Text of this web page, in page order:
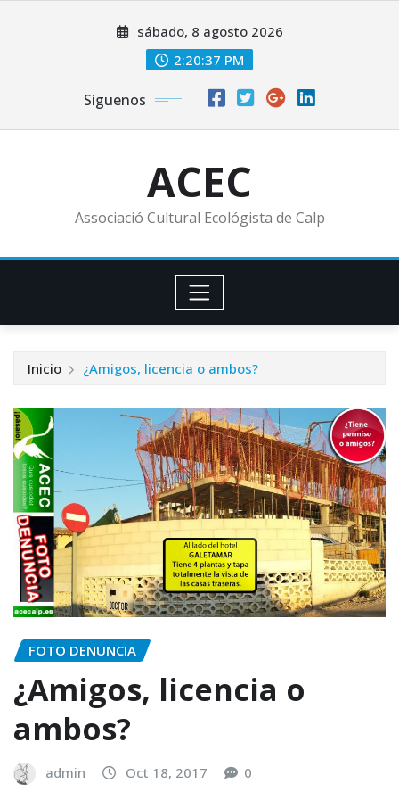
sábado, 8 agosto 2026
2:20:37 PM
Síguenos
ACEC
Associació Cultural Ecológista de Calp
Inicio ¿Amigos, licencia o ambos?
FOTO DENUNCIA
¿Amigos, licencia o
ambos?
admin Oct 18, 2017 0